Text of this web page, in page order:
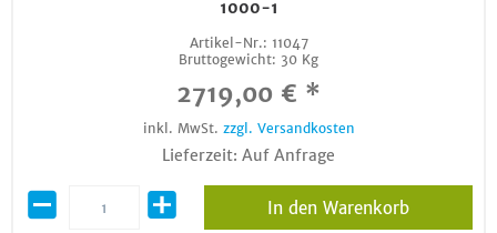
1000-1
Artikel-Nr.: 11047
Bruttogewicht: 30 Kg
2719,00 € *
inkl. MwSt. zzgl. Versandkosten
Lieferzeit: Auf Anfrage
In den Warenkorb